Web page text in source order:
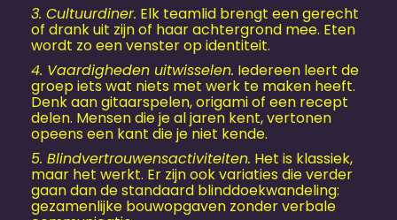
3. Cultuurdiner. Elk teamlid brengt een gerecht
of drank uit zijn of haar achtergrond mee. Eten
wordt zo een venster op identiteit.
4. Vaardigheden uitwisselen. Iedereen leert de
groep iets wat niets met werk te maken heeft.
Denk aan gitaarspelen, origami of een recept
delen. Mensen die je al jaren kent, vertonen
opeens een kant die je niet kende.
5. Blindvertrouwensactiviteiten. Het is klassiek,
maar het werkt. Er zijn ook variaties die verder
gaan dan de standaard blinddoekwandeling:
gezamenlijke bouwopgaven zonder verbale